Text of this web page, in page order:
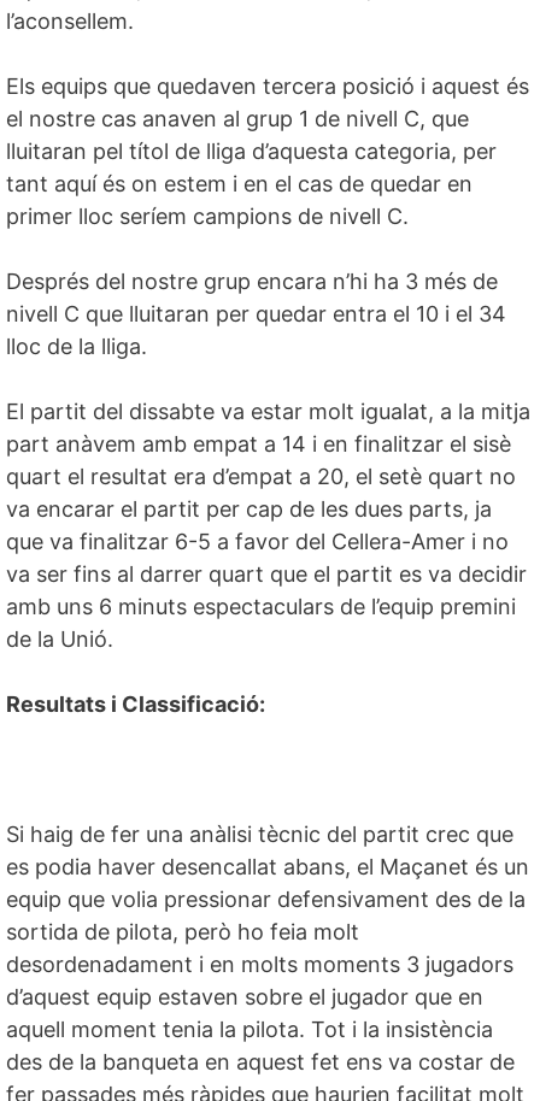
l’aconsellem.
Els equips que quedaven tercera posició i aquest és
el nostre cas anaven al grup 1 de nivell C, que
lluitaran pel títol de lliga d’aquesta categoria, per
tant aquí és on estem i en el cas de quedar en
primer lloc seríem campions de nivell C.
Després del nostre grup encara n’hi ha 3 més de
nivell C que lluitaran per quedar entra el 10 i el 34
lloc de la lliga.
El partit del dissabte va estar molt igualat, a la mitja
part anàvem amb empat a 14 i en finalitzar el sisè
quart el resultat era d’empat a 20, el setè quart no
va encarar el partit per cap de les dues parts, ja
que va finalitzar 6-5 a favor del Cellera-Amer i no
va ser fins al darrer quart que el partit es va decidir
amb uns 6 minuts espectaculars de l’equip premini
de la Unió.
Resultats i Classificació:
Si haig de fer una anàlisi tècnic del partit crec que
es podia haver desencallat abans, el Maçanet és un
equip que volia pressionar defensivament des de la
sortida de pilota, però ho feia molt
desordenadament i en molts moments 3 jugadors
d’aquest equip estaven sobre el jugador que en
aquell moment tenia la pilota. Tot i la insistència
des de la banqueta en aquest fet ens va costar de
fer passades més ràpides que haurien facilitat molt